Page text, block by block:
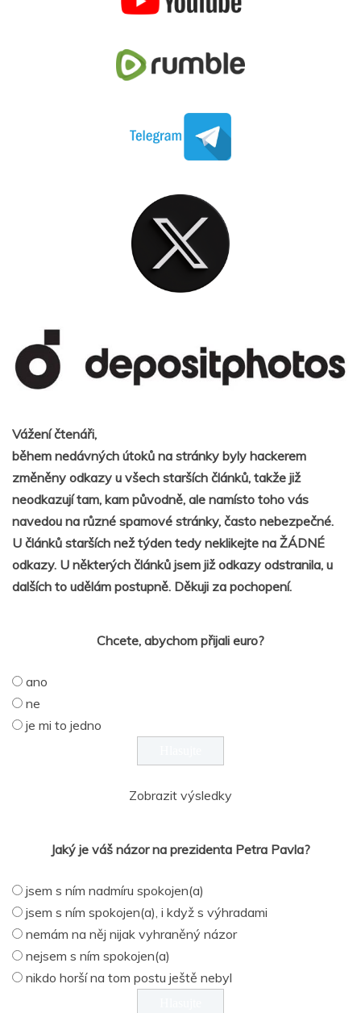
Vážení čtenáři,
během nedávných útoků na stránky byly hackerem
změněny odkazy u všech starších článků, takže již
neodkazují tam, kam původně, ale namísto toho vás
navedou na různé spamové stránky, často nebezpečné.
U článků starších než týden tedy neklikejte na ŽÁDNÉ
odkazy. U některých článků jsem již odkazy odstranila, u
dalších to udělám postupně. Děkuji za pochopení.
Chcete, abychom přijali euro?
ano
ne
je mi to jedno
Zobrazit výsledky
Jaký je váš názor na prezidenta Petra Pavla?
jsem s ním nadmíru spokojen(a)
jsem s ním spokojen(a), i když s výhradami
nemám na něj nijak vyhraněný názor
nejsem s ním spokojen(a)
nikdo horší na tom postu ještě nebyl